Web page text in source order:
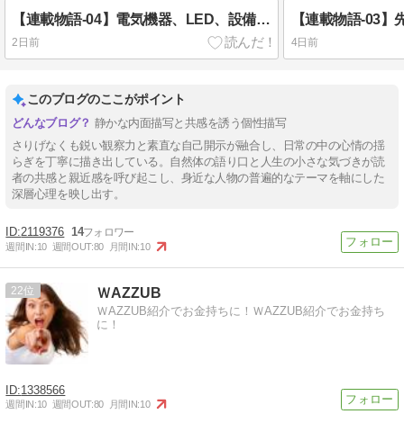
【連載物語-04】電気機器、LED、設備メンテナンス…それでも賃金は上がらない
2日前 4日前
このブログのここがポイント
静かな内面描写と共感を誘う個性描写
さりげなくも鋭い観察力と素直な自己開示が融合し、日常の中の心情の揺
らぎを丁寧に描き出している。自然体の語り口と人生の小さな気づきが読
者の共感と親近感を呼び起こし、身近な人物の普遍的なテーマを軸にした
深層心理を映し出す。
2119376 14
週間IN:10 週間OUT:80 月間IN:10
22 ＷAZZUB
ＷAZZUB紹介でお金持ちに！ＷAZZUB紹介でお金持ち
に！
1338566
週間IN:10 週間OUT:80 月間IN:10